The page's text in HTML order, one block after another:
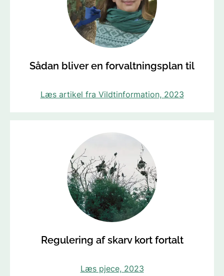
Sådan bliver en forvaltningsplan til
Læs artikel fra Vildtinformation, 2023
Regulering af skarv kort fortalt
Læs pjece, 2023